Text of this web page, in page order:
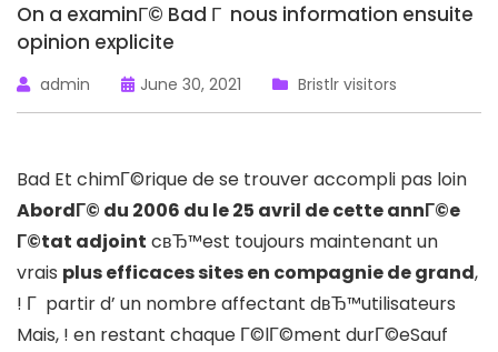
On a examinГ© Bad Г nous information ensuite
opinion explicite
admin June 30, 2021 Bristlr visitors
Bad Et chimГ©rique de se trouver accompli pas loin
AbordГ© du 2006 du le 25 avril de cette annГ©e
Г©tat adjoint cвЂ™est toujours maintenant un
vrais plus efficaces sites en compagnie de grand,
! Г partir d’ un nombre affectant dвЂ™utilisateurs
Mais, ! en restant chaque Г©lГ©ment durГ©eSauf